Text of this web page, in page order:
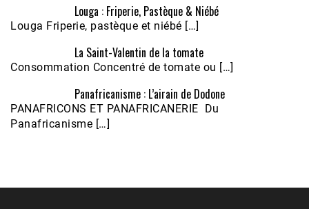
Écoutez le parcours de Claudiane Kapia
Nobana (Podologue)
Feb 24, 2021 • 28mn
Louga : Friperie, Pastèque & Niébé
Louga Friperie, pastèque et niébé […]
La Saint-Valentin de la tomate
Consommation Concentré de tomate ou […]
Panafricanisme : L’airain de Dodone
PANAFRICONS ET PANAFRICANERIE Du
Panafricanisme […]